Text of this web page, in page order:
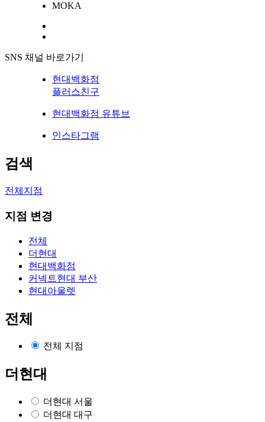
MOKA
SNS 채널 바로가기
현대백화점
플러스친구
현대백화점 유튜브
인스타그램
검색
전체지점
지점 변경
전체
더현대
현대백화점
커넥트현대 부산
현대아울렛
전체
전체 지점
더현대
더현대 서울
더현대 대구